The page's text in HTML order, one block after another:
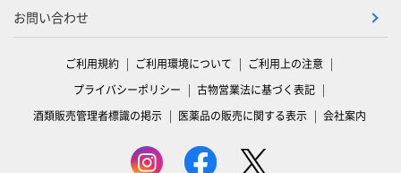
お問い合わせ
ご利用規約 ご利用環境について
ご利用上の注意
プライバシーポリシー
古物営業法に基づく表記
酒類販売管理者標識の掲示
医薬品の販売に関する表示 会社案内